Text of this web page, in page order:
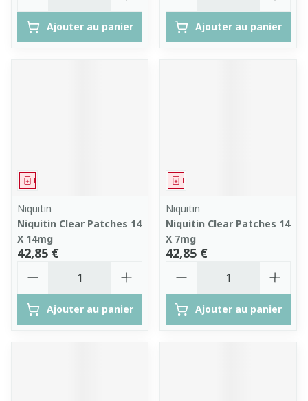
Ajouter au panier Ajouter au panier
Médicament
Niquitin
Niquitin Clear Patches 14
X 14mg
42,85 €
Ajouter au panier
Médicament
Niquitin
Niquitin Clear Patches 14
X 7mg
42,85 €
Ajouter au panier